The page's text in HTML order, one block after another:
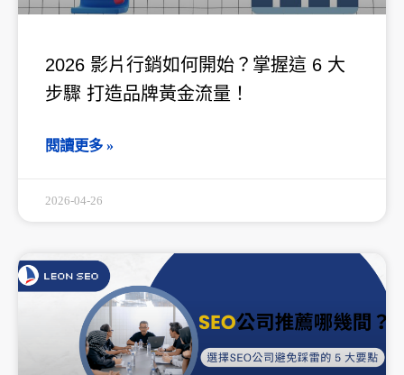
2026 影片行銷如何開始？掌握這 6 大
步驟 打造品牌黃金流量！
閱讀更多 »
2026-04-26